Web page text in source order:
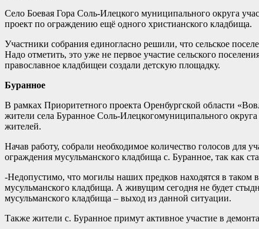
Село Боевая Гора Соль-Илецкого муниципального округа
проект по ограждению ещё одного христианского кладбища.
Участники собрания единогласно решили, что сельское
Надо отметить, это уже не первое участие сельского
православное кладбищеи создали детскую площадку.
Буранное
В рамках Приоритетного проекта Оренбургской области
жители села Буранное Соль-Илецкогомуниципального
жителей.
Начав работу, собрали необходимое количество голосов для
ограждения мусульманского кладбища с. Буранное, так как
-Недопустимо, что могилы наших предков находятся в таком
мусульманского кладбища. А живущим сегодня не будет
мусульманского кладбища – выход из данной ситуации.
Также жители с. Буранное примут активное участие в